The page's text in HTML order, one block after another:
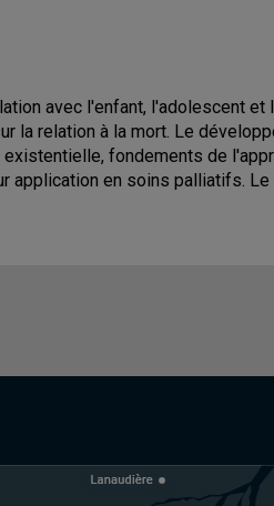
avec l'enfant, l'adolescent
la relation à la mort. Le
fondements de
application en soins palliatifs.